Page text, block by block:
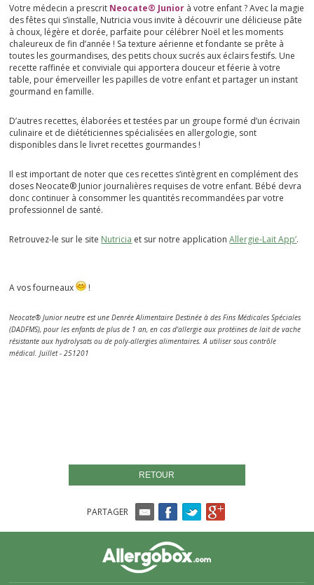
Votre médecin a prescrit Neocate® Junior à votre enfant ? Avec la magie
des fêtes qui s’installe, Nutricia vous invite à découvrir une délicieuse pâte
à choux, légère et dorée, parfaite pour célébrer Noël et les moments
chaleureux de fin d’année ! Sa texture aérienne et fondante se prête à
toutes les gourmandises, des petits choux sucrés aux éclairs festifs. Une
recette raffinée et conviviale qui apportera douceur et féerie à votre
table, pour émerveiller les papilles de votre enfant et partager un instant
gourmand en famille.
D’autres recettes, élaborées et testées par un groupe formé d’un écrivain
culinaire et de diététiciennes spécialisées en allergologie, sont
disponibles dans le livret recettes gourmandes !
Il est important de noter que ces recettes s’intègrent en complément des
doses Neocate® Junior journalières requises de votre enfant. Bébé devra
donc continuer à consommer les quantités recommandées par votre
professionnel de santé.
Retrouvez-le sur le site Nutricia et sur notre applicationAllergie-Lait App’.
A vos fourneaux !
Neocate® Junior neutre est une Denrée Alimentaire Destinée à des Fins Médicales Spéciales
(DADFMS), pour les enfants de plus de 1 an, en cas d'allergie aux protéines de lait de vache
résistante aux hydrolysats ou de poly-allergies alimentaires. A utiliser sous contrôle
médical. Juillet - 251201
RETOUR
PARTAGER